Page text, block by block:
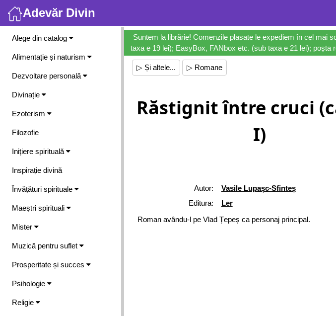
Adevăr Divin
Meniu
Alege din catalog
Alimentație și naturism
Dezvoltare personală
Divinație
Ezoterism
Filozofie
Inițiere spirituală
Inspirație divină
Învățături spirituale
Maeștri spirituali
Mister
Muzică pentru suflet
Prosperitate și succes
Psihologie
Religie
Suntem la librărie! Comenzile plasate le expediem în cel mai
taxa e 19 lei); EasyBox, FANbox etc. (sub taxa e 21 lei);
▷ Și altele... ▷ Romane
Răstignit între cruci
I)
Autor:
Vasile Lupașc-Sfinteș
Editura:
Ler
Roman avându-l pe Vlad Țepeș ca personaj principal.